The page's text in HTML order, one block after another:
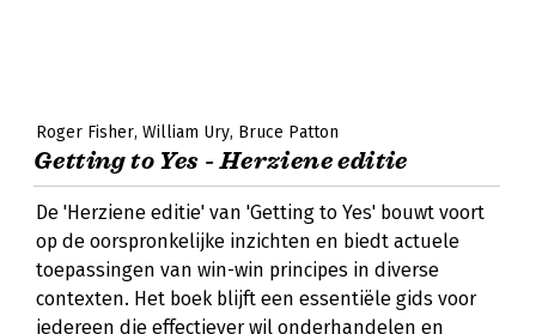
Roger Fisher William Ury Bruce Patton
Getting to Yes - Herziene editie
De 'Herziene editie' van 'Getting to Yes' bouwt voort
op de oorspronkelijke inzichten en biedt actuele
toepassingen van win-win principes in diverse
contexten. Het boek blijft een essentiële gids voor
iedereen die effectiever wil onderhandelen en